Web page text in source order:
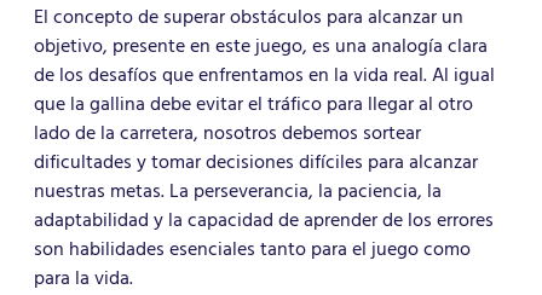
El concepto de superar obstáculos para alcanzar un
objetivo, presente en este juego, es una analogía clara
de los desafíos que enfrentamos en la vida real. Al igual
que la gallina debe evitar el tráfico para llegar al otro
lado de la carretera, nosotros debemos sortear
dificultades y tomar decisiones difíciles para alcanzar
nuestras metas. La perseverancia, la paciencia, la
adaptabilidad y la capacidad de aprender de los errores
son habilidades esenciales tanto para el juego como
para la vida.